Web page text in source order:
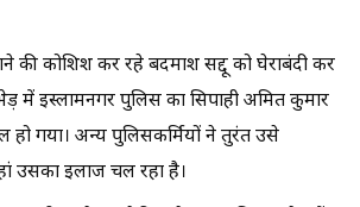
की कोशिश कर रहे बदमाश सद्दू को घेराबंदी कर
में इस्लामनगर पुलिस का सिपाही अमित कुमार
हो गया। अन्य पुलिसकर्मियों ने तुरंत उसे
उसका इलाज चल रहा है।